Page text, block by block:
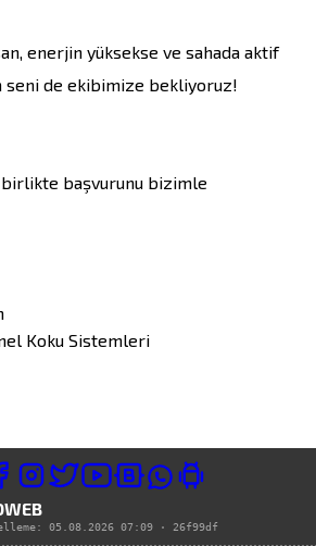
enerjin yüksekse ve sahada aktif
seni de ekibimize bekliyoruz!
başvurunu bizimle
Koku Sistemleri
05.08.2026 07:09 · 26f99df